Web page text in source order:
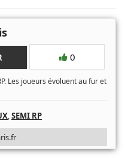
0
Les joueurs évoluent au fur et
,SEMI RP